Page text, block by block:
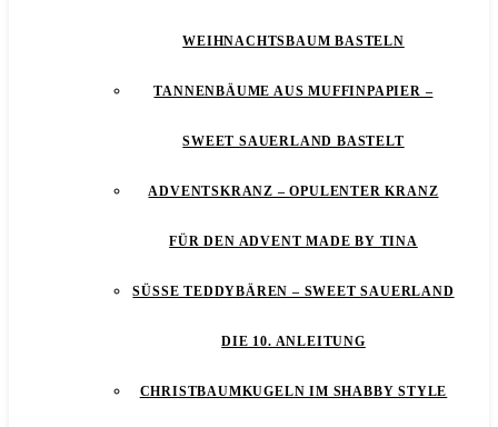
WEIHNACHTSBAUM BASTELN
TANNENBÄUME AUS MUFFINPAPIER –
SWEET SAUERLAND BASTELT
ADVENTSKRANZ – OPULENTER KRANZ
FÜR DEN ADVENT MADE BY TINA
SÜSSE TEDDYBÄREN – SWEET SAUERLAND D
IE 10. ANLEITUNG
CHRISTBAUMKUGELN IM SHABBY STYLE